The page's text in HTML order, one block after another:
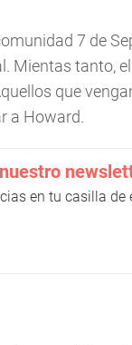
7 de
Mientas tanto,
que
a Howard.
en tu casilla de